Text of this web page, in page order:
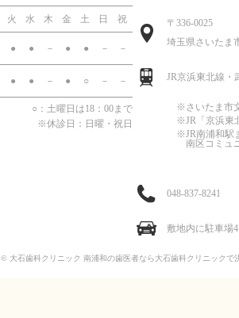
火 水 木 金 土 日 祝
● ● － ● ● － －
● ● － ● ○ － －
○：土曜日は18：00まで
※休診日：日曜・祝日
〒336-0025
埼玉県さいたま
JR京浜東北線・
※さいたま市
※JR「京浜東
※JR南浦和駅
南区コミュ
048-837-8241
敷地内に駐車場
© 大石歯科クリニック 南浦和の歯医者なら大石歯科クリニックで